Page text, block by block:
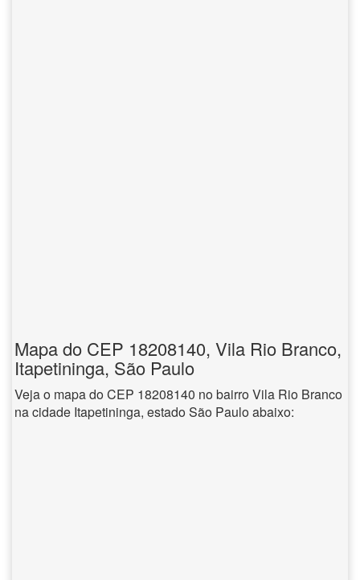
Mapa do CEP 18208140, Vila Rio Branco,
Itapetininga, São Paulo
Veja o mapa do CEP 18208140 no bairro Vila Rio Branco
na cidade Itapetininga, estado São Paulo abaixo: